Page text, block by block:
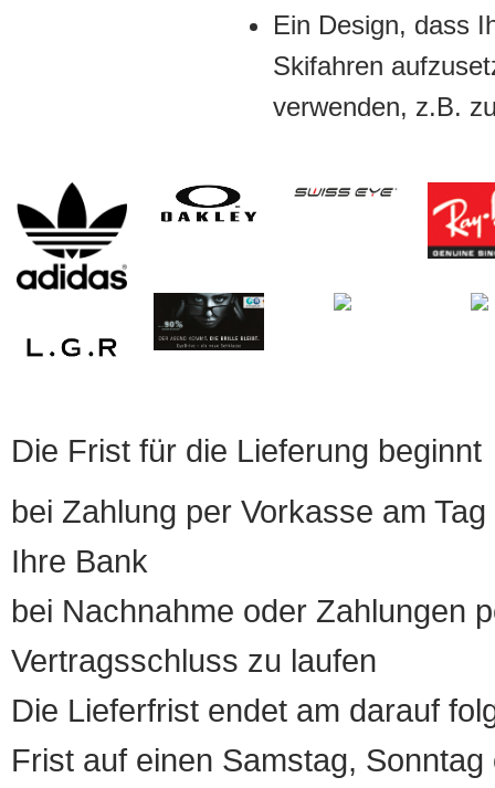
Ein Design, dass
Skifahren
verwenden, z.B.
Die Frist für die Lieferung beginnt
bei Zahlung per Vorkasse am
Ihre Bank
bei Nachnahme oder Zahlungen
Vertragsschluss zu laufen
Die Lieferfrist endet am darauf
Frist auf einen Samstag,